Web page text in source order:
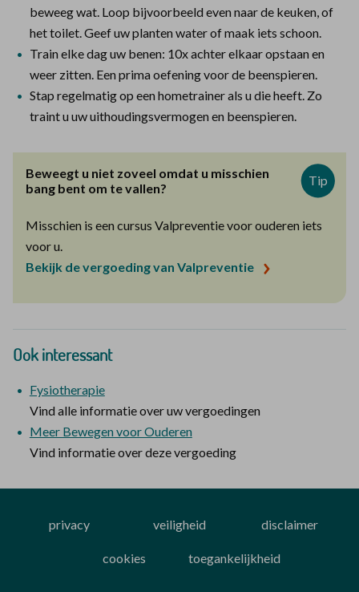
beweeg wat. Loop bijvoorbeeld even naar de keuken, of
het toilet. Geef uw planten water of maak iets schoon.
Train elke dag uw benen: 10x achter elkaar opstaan en
weer zitten. Een prima oefening voor de beenspieren.
Stap regelmatig op een hometrainer als u die heeft. Zo
traint u uw uithoudingsvermogen en beenspieren.
Beweegt u niet zoveel omdat u misschien
bang bent om te vallen?
Tip
Misschien is een cursus Valpreventie voor ouderen iets
voor u.
Bekijk de vergoeding van Valpreventie
Ook interessant
Fysiotherapie
Vind alle informatie over uw vergoedingen
Meer Bewegen voor Ouderen
Vind informatie over deze vergoeding
privacy veiligheid disclaimer
cookies toegankelijkheid